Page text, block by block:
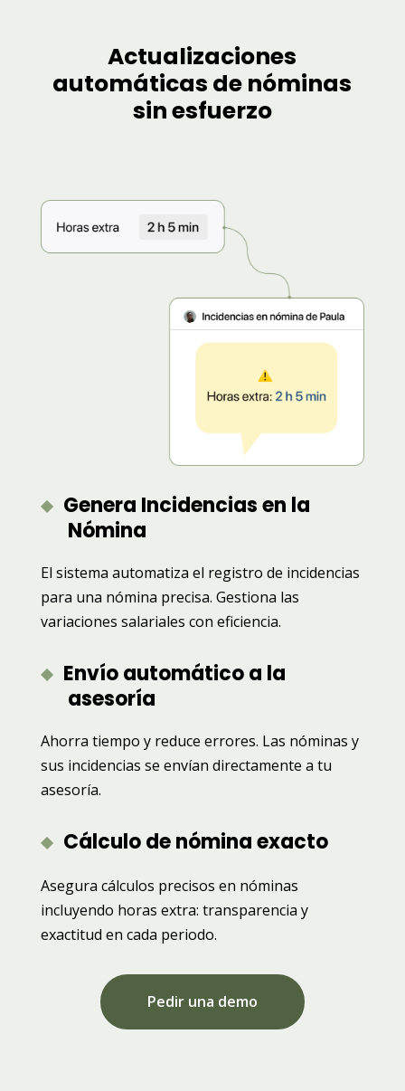
Actualizaciones
automáticas de nóminas
sin esfuerzo
Genera Incidencias en la
Nómina
El sistema automatiza el registro de incidencias
para una nómina precisa. Gestiona las
variaciones salariales con eficiencia.
Envío automático a la
asesoría
Ahorra tiempo y reduce errores. Las nóminas y
sus incidencias se envían directamente a tu
asesoría.
Cálculo de nómina exacto
Asegura cálculos precisos en nóminas
incluyendo horas extra: transparencia y
exactitud en cada periodo.
Pedir una demo